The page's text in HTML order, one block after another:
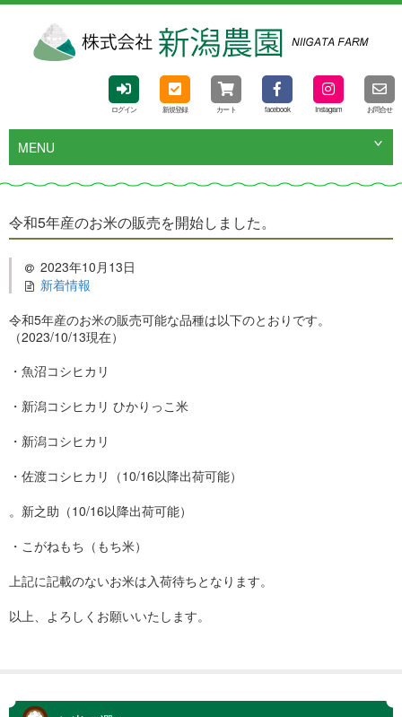
ログイン 新規登録 カート facebook Instagram お問合せ
MENU
令和5年産のお米の販売を開始しました。
2023年10月13日
新着情報
令和5年産のお米の販売可能な品種は以下のとおりです。
（2023/10/13現在）
・魚沼コシヒカリ
・新潟コシヒカリ ひかりっこ米
・新潟コシヒカリ
・佐渡コシヒカリ（10/16以降出荷可能）
。新之助（10/16以降出荷可能）
・こがねもち（もち米）
上記に記載のないお米は入荷待ちとなります。
以上、よろしくお願いいたします。